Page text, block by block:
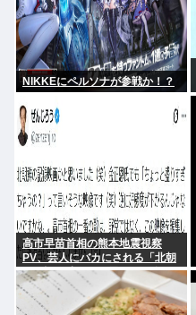
NIKKEにペルソナが参戦か！？
高市早苗首相の熊本地震視察
PV、芸人にバカにされる「北朝
鮮の記録映画かと思った。金正
恩ですら盛りすぎって言うぞ」